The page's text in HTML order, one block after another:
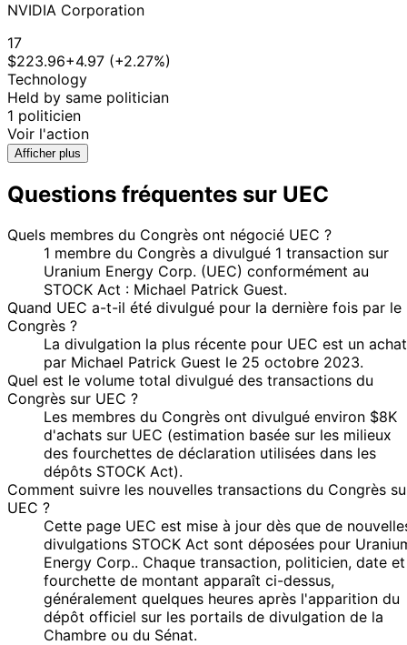
NVIDIA Corporation
17
$223.96+4.97 (+2.27%)
Technology
Held by same politician
1 politicien
Voir l'action
Afficher plus
Questions fréquentes sur UEC
Quels membres du Congrès ont négocié UEC ?
1 membre du Congrès a divulgué 1 transaction sur
Uranium Energy Corp. (UEC) conformément au
STOCK Act : Michael Patrick Guest.
Quand UEC a-t-il été divulgué pour la dernière fois par le
Congrès ?
La divulgation la plus récente pour UEC est un achat
par Michael Patrick Guest le 25 octobre 2023.
Quel est le volume total divulgué des transactions du
Congrès sur UEC ?
Les membres du Congrès ont divulgué environ $8K
d'achats sur UEC (estimation basée sur les milieux
des fourchettes de déclaration utilisées dans les
dépôts STOCK Act).
Comment suivre les nouvelles transactions du Congrès
UEC ?
Cette page UEC est mise à jour dès que de
divulgations STOCK Act sont déposées pour
Energy Corp.. Chaque transaction, politicien, date et
fourchette de montant apparaît ci-dessus,
généralement quelques heures après l'apparition du
dépôt officiel sur les portails de divulgation de la
Chambre ou du Sénat.